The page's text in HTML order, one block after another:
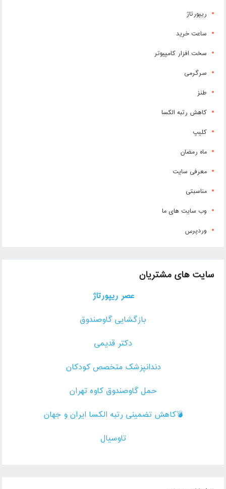
ریپورتاژ
ساعت خرید
سخت افزار کامپیوتر
سرگرمی
طنز
کاهش رتبه الکسا
کلیپ
ماه رمضان
معرفی سایت
مناسبتی
وب سایت های ما
وردپرس
سایت های مشتریان
عصر ریپورتاژ
بازگشایی گاوصندوق
دکتر قدیمی
دندانپزشک متخصص کودکان
حمل گاوصندوق کاوه تهران
💣کاهش تضمینی رتبه الکسا ایران و جهان
تاوسیال